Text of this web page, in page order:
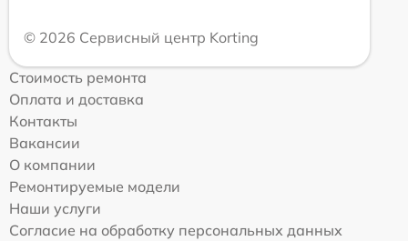
© 2026 Сервисный центр Korting
Стоимость ремонта
Оплата и доставка
Контакты
Вакансии
О компании
Ремонтируемые модели
Наши услуги
Согласие на обработку персональных данных